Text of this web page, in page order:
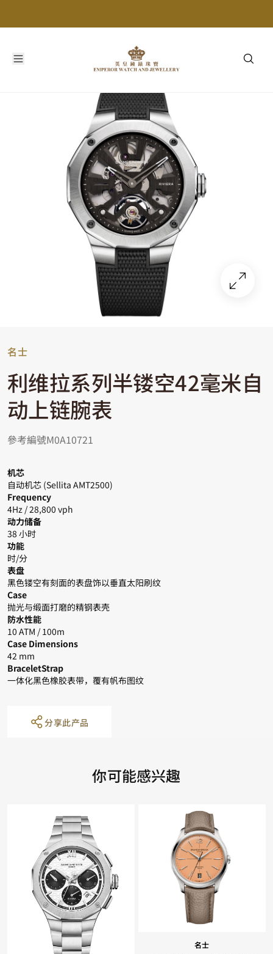
Facebook
名士
利维拉系列半镂空42毫米自
动上链腕表
參考編號M0A10721
机芯
自动机芯 (Sellita AMT2500)
Frequency
4Hz / 28,800 vph
动力储备
38 小时
功能
时/分
表盘
黑色镂空有刻面的表盘饰以垂直太阳刷纹
Case
抛光与缎面打磨的精钢表壳
防水性能
10 ATM / 100m
Case Dimensions
42 mm
BraceletStrap
一体化黑色橡胶表带，覆有帆布图纹
分享此产品
你可能感兴趣
名士